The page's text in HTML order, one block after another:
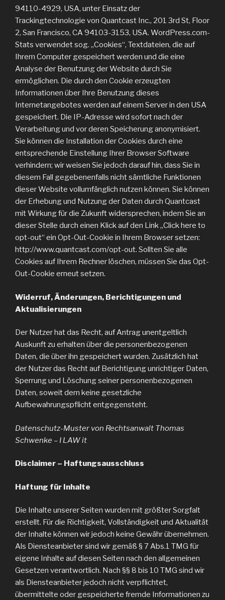
94110-4929, USA, unter Einsatz der
Trackingtechnologie von Quantcast Inc., 201 3rd St, Floor
2, San Francisco, CA 94103-3153, USA. WordPress.com-
Stats verwendet sog. „Cookies“, Textdateien, die auf
Ihrem Computer gespeichert werden und die eine
Analyse der Benutzung der Website durch Sie
ermöglichen. Die durch den Cookie erzeugten
Informationen über Ihre Benutzung dieses
Internetangebotes werden auf einem Server in den USA
gespeichert. Die IP-Adresse wird sofort nach der
Verarbeitung und vor deren Speicherung anonymisiert.
Sie können die Installation der Cookies durch eine
entsprechende Einstellung Ihrer Browser Software
verhindern; wir weisen Sie jedoch darauf hin, dass Sie in
diesem Fall gegebenenfalls nicht sämtliche Funktionen
dieser Website vollumfänglich nutzen können. Sie können
der Erhebung und Nutzung der Daten durch Quantcast
mit Wirkung für die Zukunft widersprechen, indem Sie an
dieser Stelle durch einen Klick auf den Link „Click here to
opt-out“ ein Opt-Out-Cookie in Ihrem Browser setzen:
http://www.quantcast.com/opt-out. Sollten Sie alle
Cookies auf Ihrem Rechner löschen, müssen Sie das Opt-
Out-Cookie erneut setzen.
Widerruf, Änderungen, Berichtigungen und
Aktualisierungen
Der Nutzer hat das Recht, auf Antrag unentgeltlich
Auskunft zu erhalten über die personenbezogenen
Daten, die über ihn gespeichert wurden. Zusätzlich hat
der Nutzer das Recht auf Berichtigung unrichtiger Daten,
Sperrung und Löschung seiner personenbezogenen
Daten, soweit dem keine gesetzliche
Aufbewahrungspflicht entgegensteht.
Datenschutz-Muster von Rechtsanwalt Thomas
Schwenke – I LAW it
Disclaimer – Haftungsausschluss
Haftung für Inhalte
Die Inhalte unserer Seiten wurden mit größter Sorgfalt
erstellt. Für die Richtigkeit, Vollständigkeit und Aktualität
der Inhalte können wir jedoch keine Gewähr übernehmen.
Als Diensteanbieter sind wir gemäß § 7 Abs.1 TMG für
eigene Inhalte auf diesen Seiten nach den allgemeinen
Gesetzen verantwortlich. Nach §§ 8 bis 10 TMG sind wir
als Diensteanbieter jedoch nicht verpflichtet,
übermittelte oder gespeicherte fremde Informationen zu